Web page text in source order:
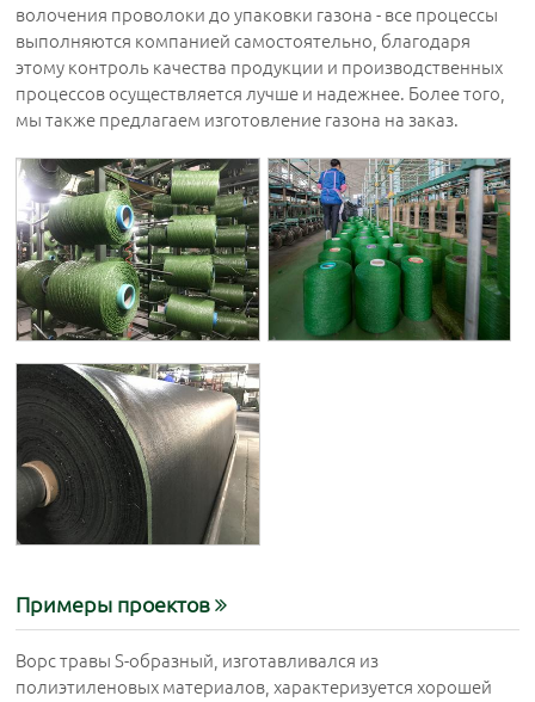
волочения проволоки до упаковки газона - все процессы
выполняются компанией самостоятельно, благодаря
этому контроль качества продукции и производственных
процессов осуществляется лучше и надежнее. Более того,
мы также предлагаем изготовление газона на заказ.
Примеры проектов
Ворс травы S-образный, изготавливался из
полиэтиленовых материалов, характеризуется хорошей